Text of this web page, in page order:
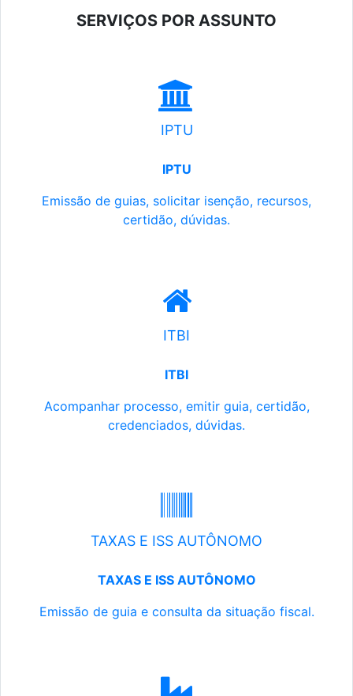
SERVIÇOS POR ASSUNTO
IPTU
IPTU
Emissão de guias, solicitar isenção, recursos,
certidão, dúvidas.
ITBI
ITBI
Acompanhar processo, emitir guia, certidão,
credenciados, dúvidas.
TAXAS E ISS AUTÔNOMO
TAXAS E ISS AUTÔNOMO
Emissão de guia e consulta da situação fiscal.